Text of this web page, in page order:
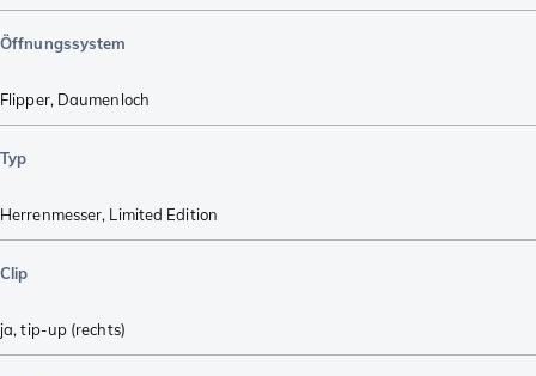
Öffnungssystem
Flipper, Daumenloch
Typ
Herrenmesser, Limited Edition
Clip
ja, tip-up (rechts)